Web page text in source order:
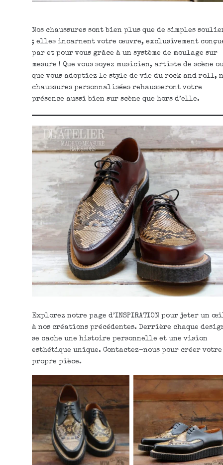
Nos chaussures sont bien plus que de simples
; elles incarnent votre œuvre, exclusivement
par et pour vous grâce à un système de moulage sur
mesure ! Que vous soyez musicien, artiste de scène
que vous adoptiez le style de vie du rock and roll,
chaussures personnalisées rehausseront votre
présence aussi bien sur scène que hors d’elle.
Explorez notre page d’INSPIRATION pour jeter un
à nos créations précédentes. Derrière chaque
se cache une histoire personnelle et une vision
esthétique unique. Contactez-nous pour créer votre
propre pièce.